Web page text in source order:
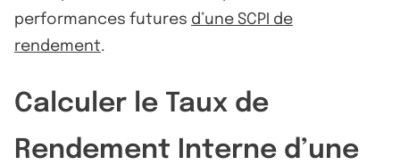
performances futures d’une SCPI de
rendement.
Calculer le Taux de
Rendement Interne d’une